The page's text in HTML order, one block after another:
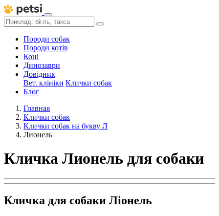
Породи собак
Породи котів
Коні
Динозаври
Довідник
Вет. клініки Клички собак
Блог
Главная
Клички собак
Клички собак на букву Л
Лионель
Кличка Лионель для собаки
Кличка для собаки Ліонель